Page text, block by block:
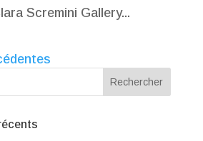
Scremini Gallery...